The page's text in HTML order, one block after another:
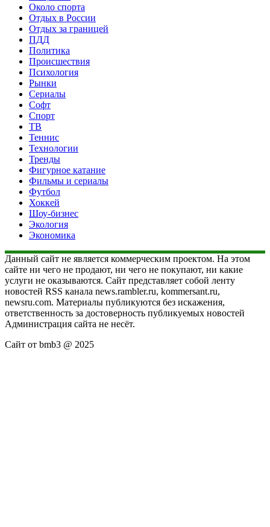
Около спорта
Отдых в России
Отдых за границей
ПДД
Политика
Происшествия
Психология
Рынки
Сериалы
Софт
Спорт
ТВ
Теннис
Технологии
Тренды
Фигурное катание
Фильмы и сериалы
Футбол
Хоккей
Шоу-бизнес
Экология
Экономика
Данный сайт не является коммерческим проектом. На этом
сайте ни чего не продают, ни чего не покупают, ни какие
услуги не оказываются. Сайт представляет собой ленту
новостей RSS канала news.rambler.ru, kommersant.ru,
newsru.com. Материалы публикуются без искажения,
ответственность за достоверность публикуемых новостей
Администрация сайта не несёт.
Сайт от bmb3 @ 2025